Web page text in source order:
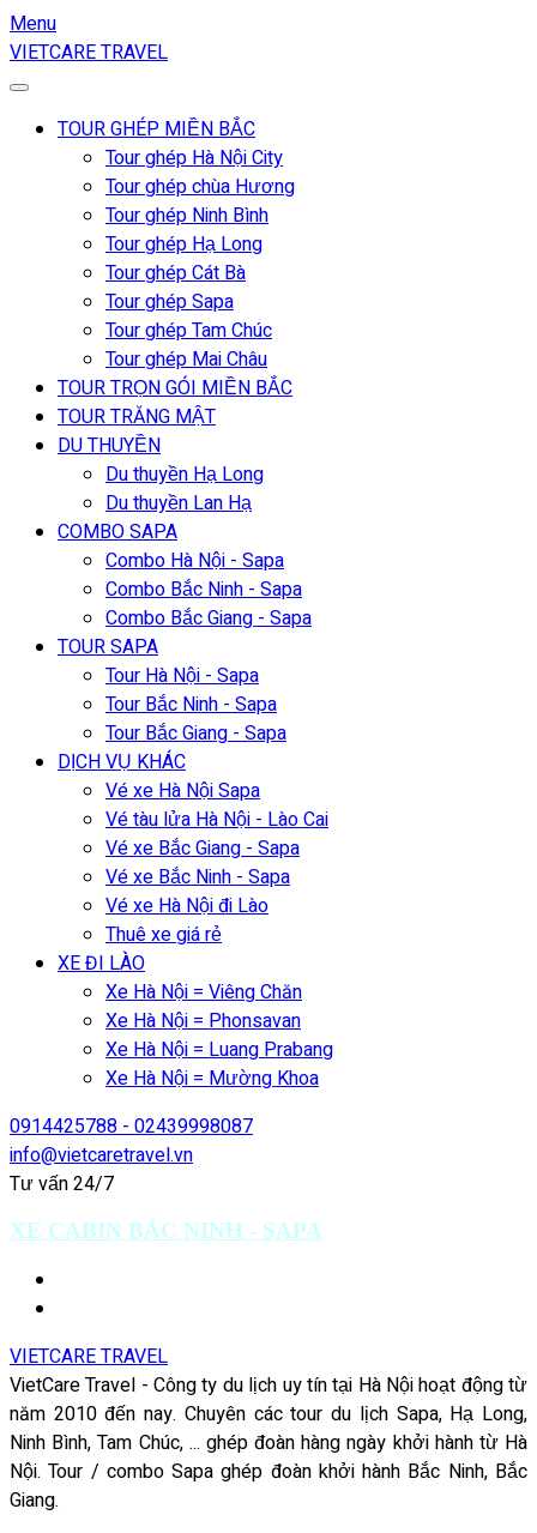
Menu
VIETCARE TRAVEL
TOUR GHÉP MIỀN BẮC
Tour ghép Hà Nội City
Tour ghép chùa Hương
Tour ghép Ninh Bình
Tour ghép Hạ Long
Tour ghép Cát Bà
Tour ghép Sapa
Tour ghép Tam Chúc
Tour ghép Mai Châu
TOUR TRỌN GÓI MIỀN BẮC
TOUR TRĂNG MẬT
DU THUYỀN
Du thuyền Hạ Long
Du thuyền Lan Hạ
COMBO SAPA
Combo Hà Nội - Sapa
Combo Bắc Ninh - Sapa
Combo Bắc Giang - Sapa
TOUR SAPA
Tour Hà Nội - Sapa
Tour Bắc Ninh - Sapa
Tour Bắc Giang - Sapa
DỊCH VỤ KHÁC
Vé xe Hà Nội Sapa
Vé tàu lửa Hà Nội - Lào Cai
Vé xe Bắc Giang - Sapa
Vé xe Bắc Ninh - Sapa
Vé xe Hà Nội đi Lào
Thuê xe giá rẻ
XE ĐI LÀO
Xe Hà Nội = Viêng Chăn
Xe Hà Nội = Phonsavan
Xe Hà Nội = Luang Prabang
Xe Hà Nội = Mường Khoa
0914425788 - 02439998087
info@vietcaretravel.vn
Tư vấn 24/7
XE CABIN BẮC NINH - SAPA
VIETCARE TRAVEL
VietCare Travel - Công ty du lịch uy tín tại Hà Nội hoạt động từ
năm 2010 đến nay. Chuyên các tour du lịch Sapa, Hạ Long,
Ninh Bình, Tam Chúc, ... ghép đoàn hàng ngày khởi hành từ Hà
Nội. Tour / combo Sapa ghép đoàn khởi hành Bắc Ninh, Bắc
Giang.